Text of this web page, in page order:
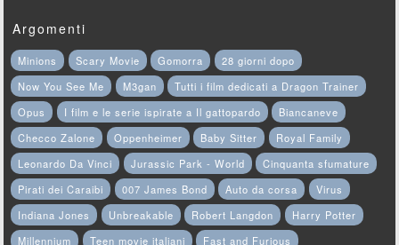
Argomenti
Minions Scary Movie Gomorra
28 giorni dopo
Now You See Me
M3gan
Tutti i film dedicati a Dragon Trainer
Opus
I film e le serie ispirate a Il gattopardo
Biancaneve
Checco Zalone
Oppenheimer Baby Sitter
Royal Family
Leonardo Da Vinci
Jurassic Park - World
Cinquanta sfumature
Pirati dei Caraibi
007 James Bond Auto da corsa
Virus
Indiana Jones
Unbreakable Robert Langdon
Harry Potter
Millennium
Teen movie italiani
Fast and Furious